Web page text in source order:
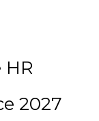
HR
2027